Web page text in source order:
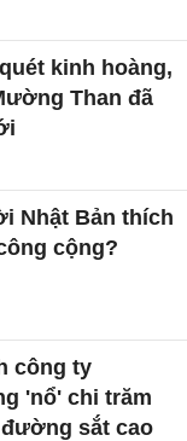
kinh hoàng,
Than đã
Nhật Bản thích
cộng?
công ty
'nổ' chi trăm
sắt cao